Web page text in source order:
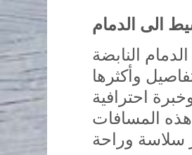
الى الدمام
النابضة
وأكثرها
احترافية
المسافات